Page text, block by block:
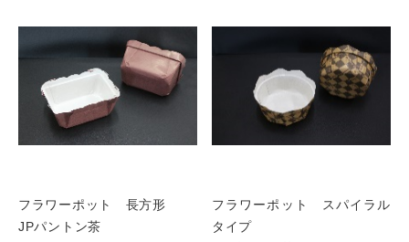
フラワーポット 長方形
JPパントン茶
フラワーポット スパイラル
タイプ